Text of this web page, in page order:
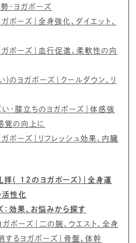
・ヨガポーズ
ポーズ｜全身強化、ダイエット、
ポーズ｜血行促進、柔軟性の向
)のヨガポーズ｜クールダウン、リ
・膝立ちのヨガポーズ｜体感強
覚の向上に
ポーズ｜リフレッシュ効果、内臓
拝( 12のヨガポーズ)｜全身運
活性化
効果、お悩みから探す
ガポーズ｜二の腕、ウエスト、全身
するヨガポーズ｜骨盤、体幹